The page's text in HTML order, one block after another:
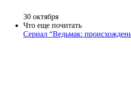
30 октября
Что еще почитать
Сериал “Ведьмак: